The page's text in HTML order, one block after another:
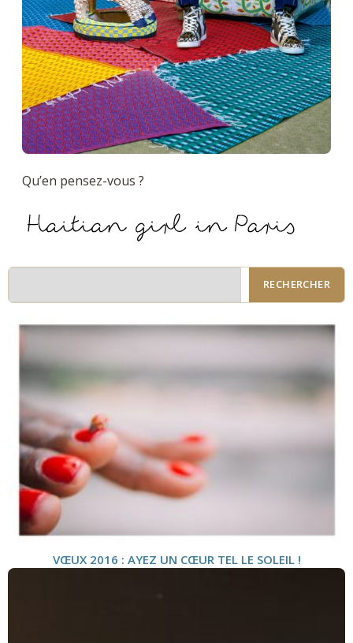
Qu’en pensez-vous ?
RECHERCHER
VŒUX 2016 : AYEZ UN CŒUR TEL LE SOLEIL !